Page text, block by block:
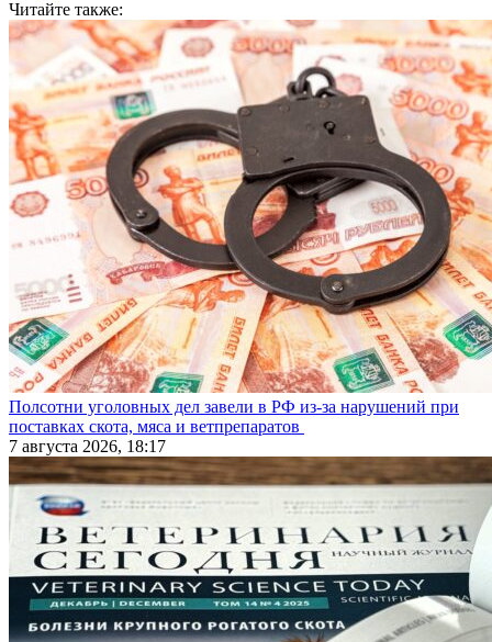
Читайте также:
Полсотни уголовных дел завели в РФ из-за нарушений при
поставках скота, мяса и ветпрепаратов
7 августа 2026, 18:17